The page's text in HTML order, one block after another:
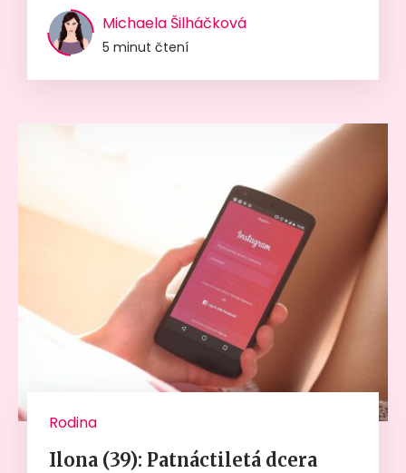
Michaela Šilháčková
5 minut čtení
Rodina
Ilona (39): Patnáctiletá dcera